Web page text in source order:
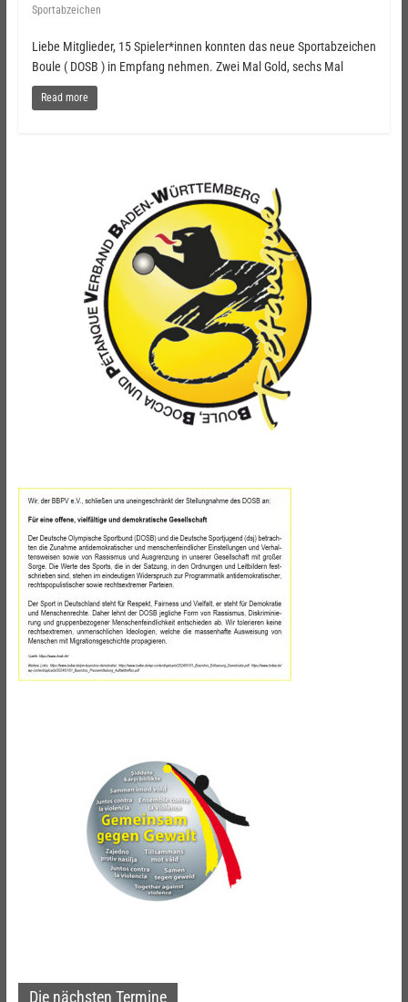
Sportabzeichen
Liebe Mitglieder, 15 Spieler*innen konnten das neue Sportabzeichen
Boule ( DOSB ) in Empfang nehmen. Zwei Mal Gold, sechs Mal
Read more
Die nächsten Termine